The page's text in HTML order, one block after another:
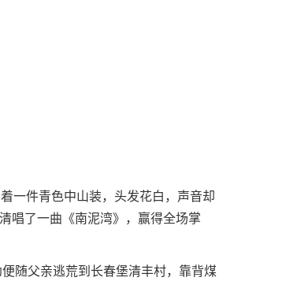
一件青色中山装，头发花白，声音却
唱了一曲《南泥湾》，赢得全场掌
随父亲逃荒到长春堡清丰村，靠背煤